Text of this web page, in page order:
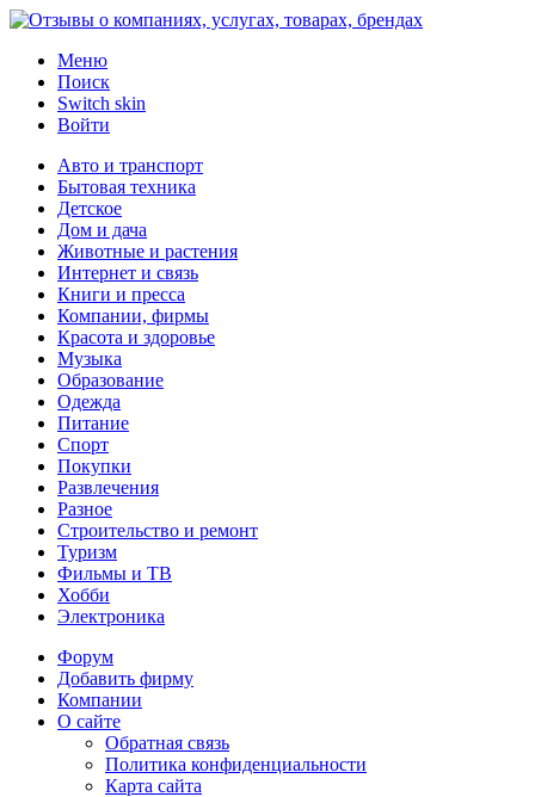
Меню
Поиск
Switch skin
Войти
Авто и транспорт
Бытовая техника
Детское
Дом и дача
Животные и растения
Интернет и связь
Книги и пресса
Компании, фирмы
Красота и здоровье
Музыка
Образование
Одежда
Питание
Спорт
Покупки
Развлечения
Разное
Строительство и ремонт
Туризм
Фильмы и ТВ
Хобби
Электроника
Форум
Добавить фирму
Компании
О сайте
Обратная связь
Политика конфиденциальности
Карта сайта